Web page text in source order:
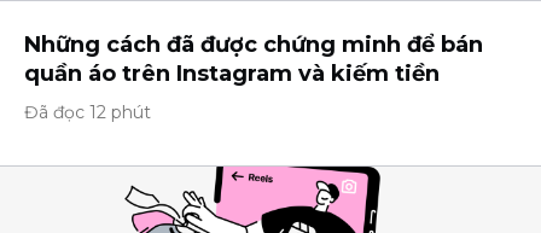
Những cách đã được chứng minh để bán
quần áo trên Instagram và kiếm tiền
Đã đọc 12 phút